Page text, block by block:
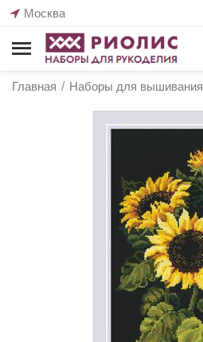
Москва
Главная / Наборы для вышивания